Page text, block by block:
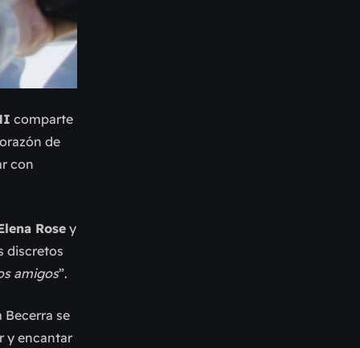
comparte
de
con
Rose y
discretos
amigos”.
se
y encantar